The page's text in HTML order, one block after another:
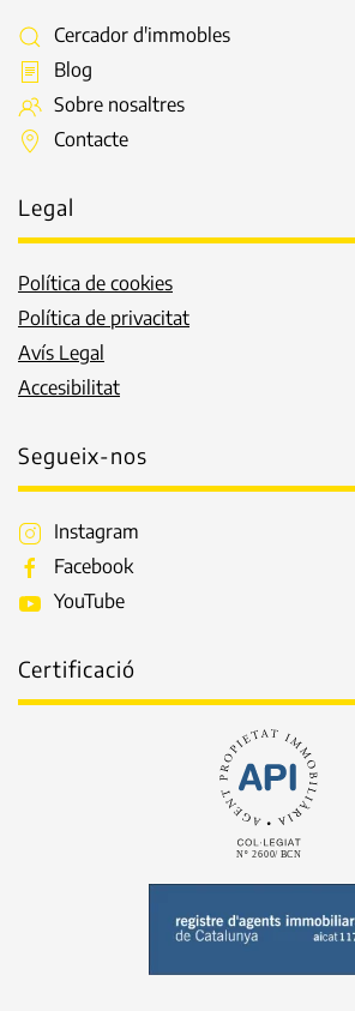
Cercador d'immobles
Blog
Sobre nosaltres
Contacte
Legal
Política de cookies
Política de privacitat
Avís Legal
Accesibilitat
Segueix-nos
Instagram
Facebook
YouTube
Certificació